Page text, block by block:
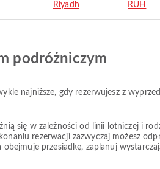
Riyadh RUH
podróżniczym
najniższe, gdy rezerwujesz z
się w zależności od linii lotniczej i
rezerwacji zazwyczaj możesz
przesiadkę, zaplanuj